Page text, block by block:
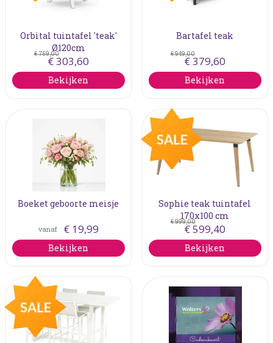
Orbital tuintafel 'teak'
Ø120cm
€759,00
€303,60
Bekijken
Bartafel teak
€949,00
€379,60
Bekijken
Boeket geboorte meisje
vanaf € 19,99
Bekijken
Sophie teak tuintafel
170x100 cm
€999,00
€599,40
Bekijken